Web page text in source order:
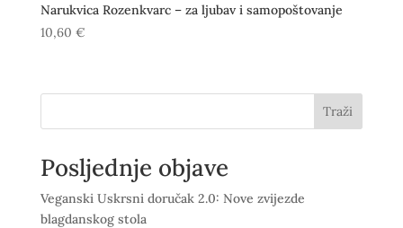
Narukvica Rozenkvarc – za ljubav i samopoštovanje
10,60 €
Traži
Posljednje objave
Veganski Uskrsni doručak 2.0: Nove zvijezde
blagdanskog stola